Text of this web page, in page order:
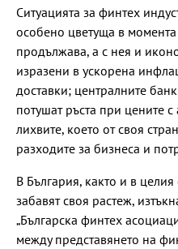
Ситуацията за финтех
особено цветуща в
продължава, а с нея и
изразени в ускорена
доставки; централните
потушат ръста при цените
лихвите, което от своя
разходите за бизнеса и
В България, както и в
забавят своя растеж,
„Българска финтех
между представянето на